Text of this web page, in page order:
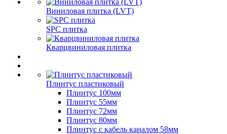
Виниловая плитка (LVT)
SPC плитка
Кварцвиниловая плитка
Плинтус пластиковый
Плинтус 100мм
Плинтус 55мм
Плинтус 72мм
Плинтус 80мм
Плинтус с кабель каналом 58мм